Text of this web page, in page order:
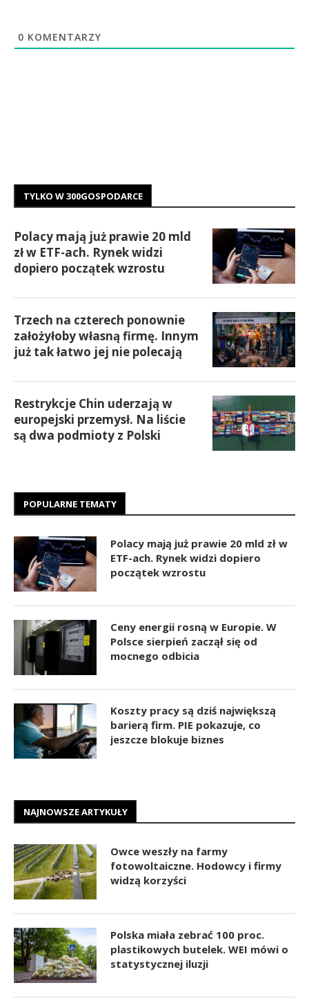
0 KOMENTARZY
TYLKO W 300GOSPODARCE
Polacy mają już prawie 20 mld
zł w ETF-ach. Rynek widzi
dopiero początek wzrostu
Trzech na czterech ponownie
założyłoby własną firmę. Innym
już tak łatwo jej nie polecają
Restrykcje Chin uderzają w
europejski przemysł. Na liście
są dwa podmioty z Polski
POPULARNE TEMATY
Polacy mają już prawie 20 mld zł w
ETF-ach. Rynek widzi dopiero
początek wzrostu
Ceny energii rosną w Europie. W
Polsce sierpień zaczął się od
mocnego odbicia
Koszty pracy są dziś największą
barierą firm. PIE pokazuje, co
jeszcze blokuje biznes
NAJNOWSZE ARTYKUŁY
Owce weszły na farmy
fotowoltaiczne. Hodowcy i firmy
widzą korzyści
Polska miała zebrać 100 proc.
plastikowych butelek. WEI mówi o
statystycznej iluzji